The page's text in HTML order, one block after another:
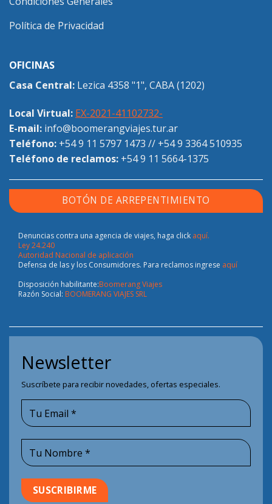
Política de Privacidad
OFICINAS
Casa Central: Lezica 4358 "1", CABA (1202)
Local Virtual: EX-2021-41102732-
E-mail: info@boomerangviajes.tur.ar
Teléfono: +54 9 11 5797 1473 // +54 9 3364 510935
Teléfono de reclamos: +54 9 11 5664-1375
BOTÓN DE ARREPENTIMIENTO
Denuncias contra una agencia de viajes, haga click aquí.
Ley 24.240
Autoridad Nacional de aplicación
Defensa de las y los Consumidores. Para reclamos ingrese aquí
Disposición habilitante:Boomerang Viajes
Razón Social: BOOMERANG VIAJES SRL
Newsletter
Suscríbete para recibir novedades, ofertas especiales.